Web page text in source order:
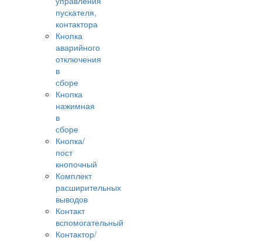
пускателя,
контактора
Кнопка
аварийного
отключения
в
сборе
Кнопка
нажимная
в
сборе
Кнопка/
пост
кнопочный
Комплект
расширительных
выводов
Контакт
вспомогательный
Контактор/